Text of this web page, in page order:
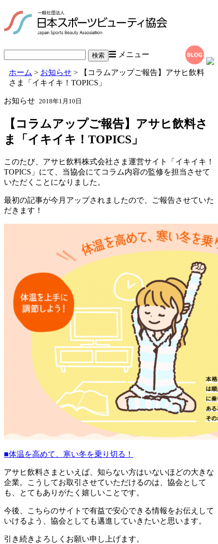
☰ メニュー
ホーム > お知らせ > 【コラムアップご報告】アサヒ飲料
さま「イキイキ！TOPICS」
お知らせ 2018年1月10日
【コラムアップご報告】アサヒ飲料さ
ま「イキイキ！TOPICS」
このたび、アサヒ飲料株式会社さま運営サイト「イキイキ！
TOPICS」にて、当協会にてコラム内容の監修を担当させて
いただくことになりました。
最初の記事が今月アップされましたので、ご報告させていた
だきます！
■体温を高めて、寒い冬を乗り切る！
アサヒ飲料さまといえば、知らない方はいないほどの大きな
企業。こうしてお取引させていただけるのは、協会として
も、とてもありがたく嬉しいことです。
今後、こちらのサイトで有益で安心できる情報をお伝えして
いけるよう、協会としても邁進していきたいと思います。
引き続きよろしくお願い申し上げます。